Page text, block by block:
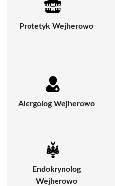
Protetyk Wejherowo
Alergolog Wejherowo
Endokrynolog
Wejherowo